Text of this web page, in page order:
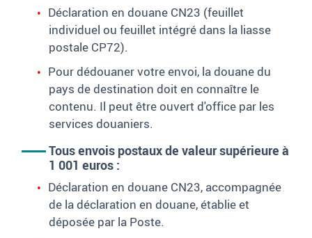
Déclaration en douane CN23 (feuillet
individuel ou feuillet intégré dans la liasse
postale CP72).
Pour dédouaner votre envoi, la douane du
pays de destination doit en connaître le
contenu. Il peut être ouvert d'office par les
services douaniers.
Tous envois postaux de valeur supérieure à
1 001 euros :
Déclaration en douane CN23, accompagnée
de la déclaration en douane, établie et
déposée par la Poste.